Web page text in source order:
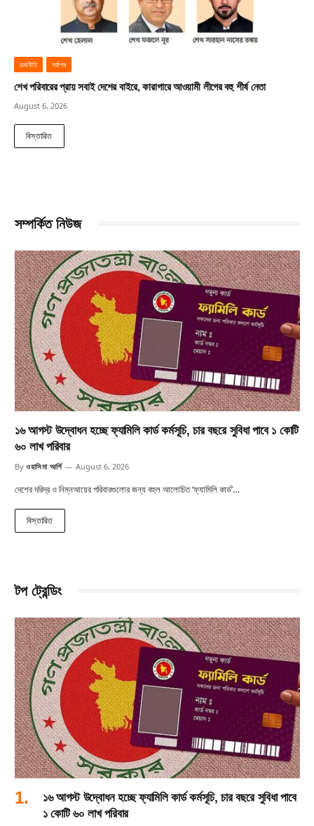
রাজনীতি সর্বশেষ
শেখ পরিবারের প্রায় সবাই দেশের বাইরে, কারাগারে আওয়ামী লীগের বহু শীর্ষ নেতা
August 6, 2026
বিস্তারিত
সম্পর্কিত নিউজ
১৬ আগস্ট উদ্বোধন হচ্ছে ফ্যামিলি কার্ড কর্মসূচি, চার বছরে সুবিধা পাবে ১ কোটি
৬০ লাখ পরিবার
By ওয়াসিমা আর্শি August 6, 2026
দেশের দরিদ্র ও নিম্নআয়ের পরিবারগুলোর জন্য বহুল আলোচিত ‘ফ্যামিলি কার্ড’…
বিস্তারিত
টপ ট্রেন্ডিং
১৬ আগস্ট উদ্বোধন হচ্ছে ফ্যামিলি কার্ড কর্মসূচি, চার বছরে সুবিধা পাবে
১ কোটি ৬০ লাখ পরিবার